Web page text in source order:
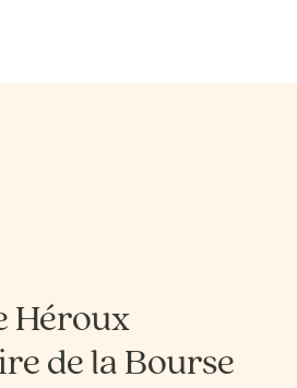
Héroux
de la Bourse